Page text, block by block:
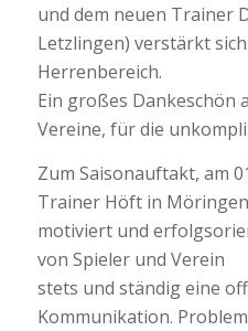
und dem neuen Trainer
Letzlingen) verstärkt
Herrenbereich.
Ein großes Dankeschön
Vereine, für die
Zum Saisonauftakt, am
Trainer Höft in
motiviert und
von Spieler und Verein
stets und ständig eine
Kommunikation.